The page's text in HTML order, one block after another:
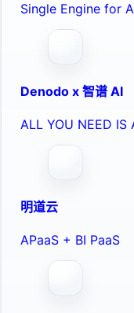
Single Engine for
Denodo x 智谱 AI
ALL YOU NEED IS
明道云
APaaS + BI PaaS